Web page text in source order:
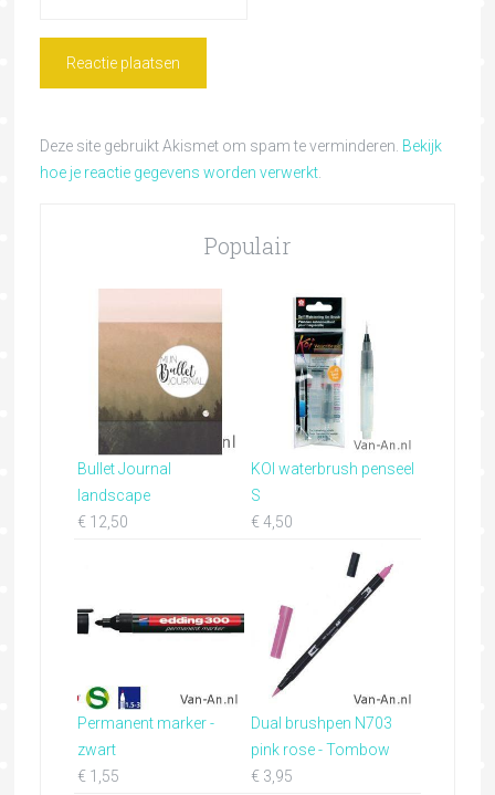
Deze site gebruikt Akismet om spam te verminderen. Bekijk
hoe je reactie gegevens worden verwerkt.
Populair
Bullet Journal
landscape
€12,50
KOI waterbrush penseel
S
€4,50
Permanent marker -
zwart
€1,55
Dual brushpen N703
pink rose - Tombow
€ 3,95